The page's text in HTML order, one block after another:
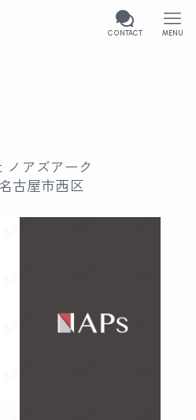
CONTACT MENU
ノアズアーク
古屋市西区